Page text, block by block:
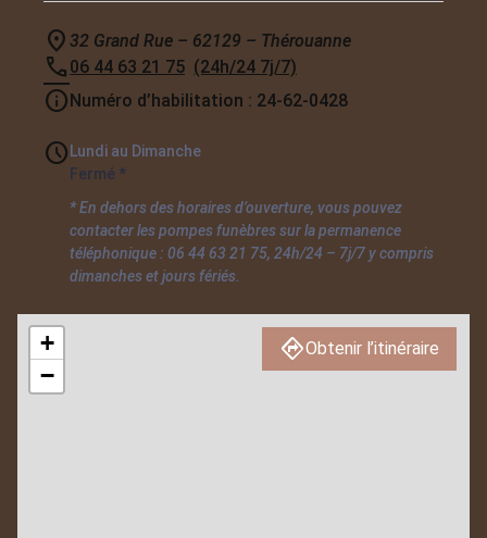
32 Grand Rue – 62129 – Thérouanne
06 44 63 21 75 (24h/24 7j/7)
Numéro d’habilitation : 24-62-0428
Lundi au Dimanche
Fermé *
* En dehors des horaires d’ouverture, vous pouvez
contacter les pompes funèbres sur la permanence
téléphonique : 06 44 63 21 75, 24h/24 – 7j/7 y compris
dimanches et jours fériés.
+
−
Obtenir l’itinéraire